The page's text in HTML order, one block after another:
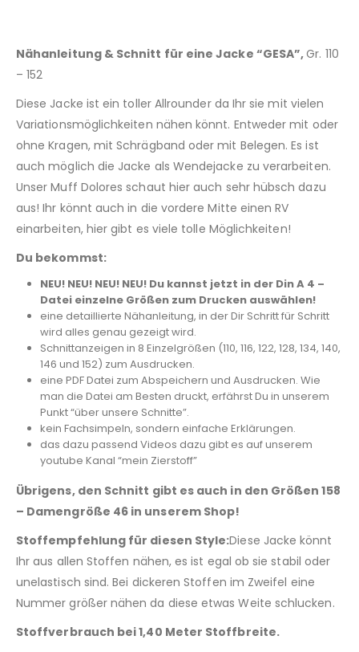
Nähanleitung & Schnitt für eine Jacke “GESA”,Gr. 110
– 152
Diese Jacke ist ein toller Allrounder da Ihr sie mit vielen
Variationsmöglichkeiten nähen könnt. Entweder mit oder
ohne Kragen, mit Schrägband oder mit Belegen. Es ist
auch möglich die Jacke als Wendejacke zu verarbeiten.
Unser Muff Dolores schaut hier auch sehr hübsch dazu
aus! Ihr könnt auch in die vordere Mitte einen RV
einarbeiten, hier gibt es viele tolle Möglichkeiten!
Du bekommst:
NEU! NEU! NEU! NEU! Du kannst jetzt in der Din A 4 –
Datei einzelne Größen zum Drucken auswählen!
eine detaillierte Nähanleitung, in der Dir Schritt für Schritt
wird alles genau gezeigt wird.
Schnittanzeigen in 8 Einzelgrößen (110, 116, 122, 128, 134, 140,
146 und 152) zum Ausdrucken.
eine PDF Datei zum Abspeichern und Ausdrucken. Wie
man die Datei am Besten druckt, erfährst Du in unserem
Punkt “über unsere Schnitte”.
kein Fachsimpeln, sondern einfache Erklärungen.
das dazu passend Videos dazu gibt es auf unserem
youtube Kanal “mein Zierstoff”
Übrigens, den Schnitt gibt es auch in den Größen 158
– Damengröße 46 in unserem Shop!
Stoffempfehlung für diesen Style:Diese Jacke könnt
Ihr aus allen Stoffen nähen, es ist egal ob sie stabil oder
unelastisch sind. Bei dickeren Stoffen im Zweifel eine
Nummer größer nähen da diese etwas Weite schlucken.
Stoffverbrauch bei 1,40 Meter Stoffbreite.